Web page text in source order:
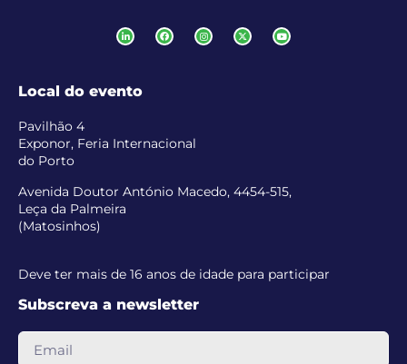
Local do evento
Pavilhão 4
Exponor, Feria Internacional
do Porto
Avenida Doutor António Macedo, 4454-515,
Leça da Palmeira
(Matosinhos)
Deve ter mais de 16 anos de idade para participar
Subscreva a newsletter